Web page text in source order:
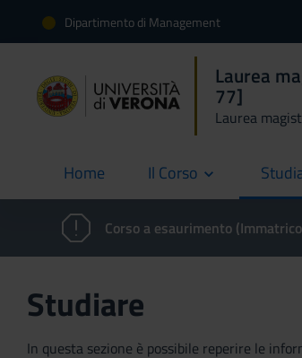
Dipartimento di Management
Laurea
77]
Laurea
Home
current Il Corso
Corso a esaurimento
Studiare
In questa sezione è possibile reperire le